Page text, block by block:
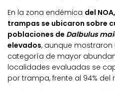
En la zona endémica del
trampas se ubicaron sobre
poblaciones de Dalbulus
elevados, aunque
categoría de mayor
localidades evaluadas se
por trampa, frente al 94% del